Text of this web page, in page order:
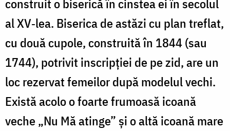
construit o biserică în cinstea ei în secolul
al XV‐lea. Biserica de astăzi cu plan treflat,
cu două cupole, construită în 1844 (sau
1744), potrivit inscripției de pe zid, are un
loc rezervat femeilor după modelul vechi.
Există acolo o foarte frumoasă icoană
veche „Nu Mă atinge” și o altă icoană mare